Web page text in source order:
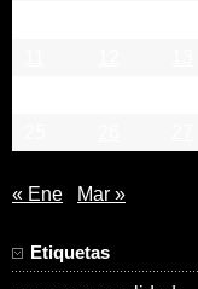
« Ene Mar »
Etiquetas